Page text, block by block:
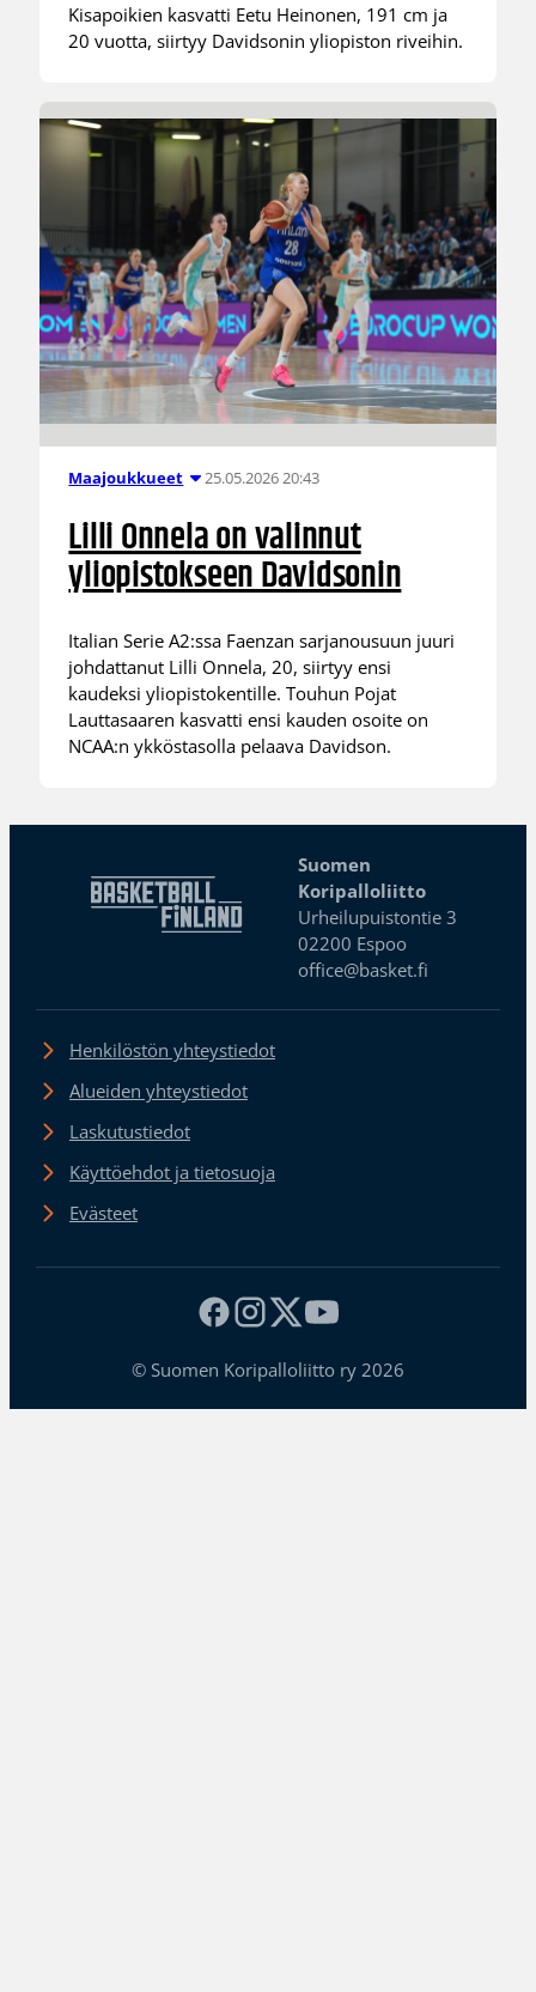
Kisapoikien kasvatti Eetu Heinonen, 191 cm ja
20 vuotta, siirtyy Davidsonin yliopiston riveihin.
Maajoukkueet 25.05.2026 20:43
Lilli Onnela on valinnut
yliopistokseen Davidsonin
Italian Serie A2:ssa Faenzan sarjanousuun juuri
johdattanut Lilli Onnela, 20, siirtyy ensi
kaudeksi yliopistokentille. Touhun Pojat
Lauttasaaren kasvatti ensi kauden osoite on
NCAA:n ykköstasolla pelaava Davidson.
Suomen
Koripalloliitto
Urheilupuistontie 3
02200 Espoo
office@basket.fi
Henkilöstön yhteystiedot
Alueiden yhteystiedot
Laskutustiedot
Käyttöehdot ja tietosuoja
Evästeet
© Suomen Koripalloliitto ry 2026